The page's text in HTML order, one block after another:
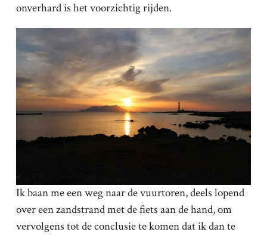
onverhard is het voorzichtig rijden.
Ik baan me een weg naar de vuurtoren, deels lopend
over een zandstrand met de fiets aan de hand, om
vervolgens tot de conclusie te komen dat ik dan te